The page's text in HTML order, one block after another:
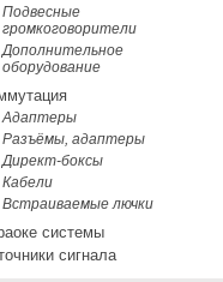
Подвесные
громкоговорители
Дополнительное
оборудование
Адаптеры
Разъёмы, адаптеры
Директ-боксы
Кабели
Встраиваемые лючки
системы
сигнала